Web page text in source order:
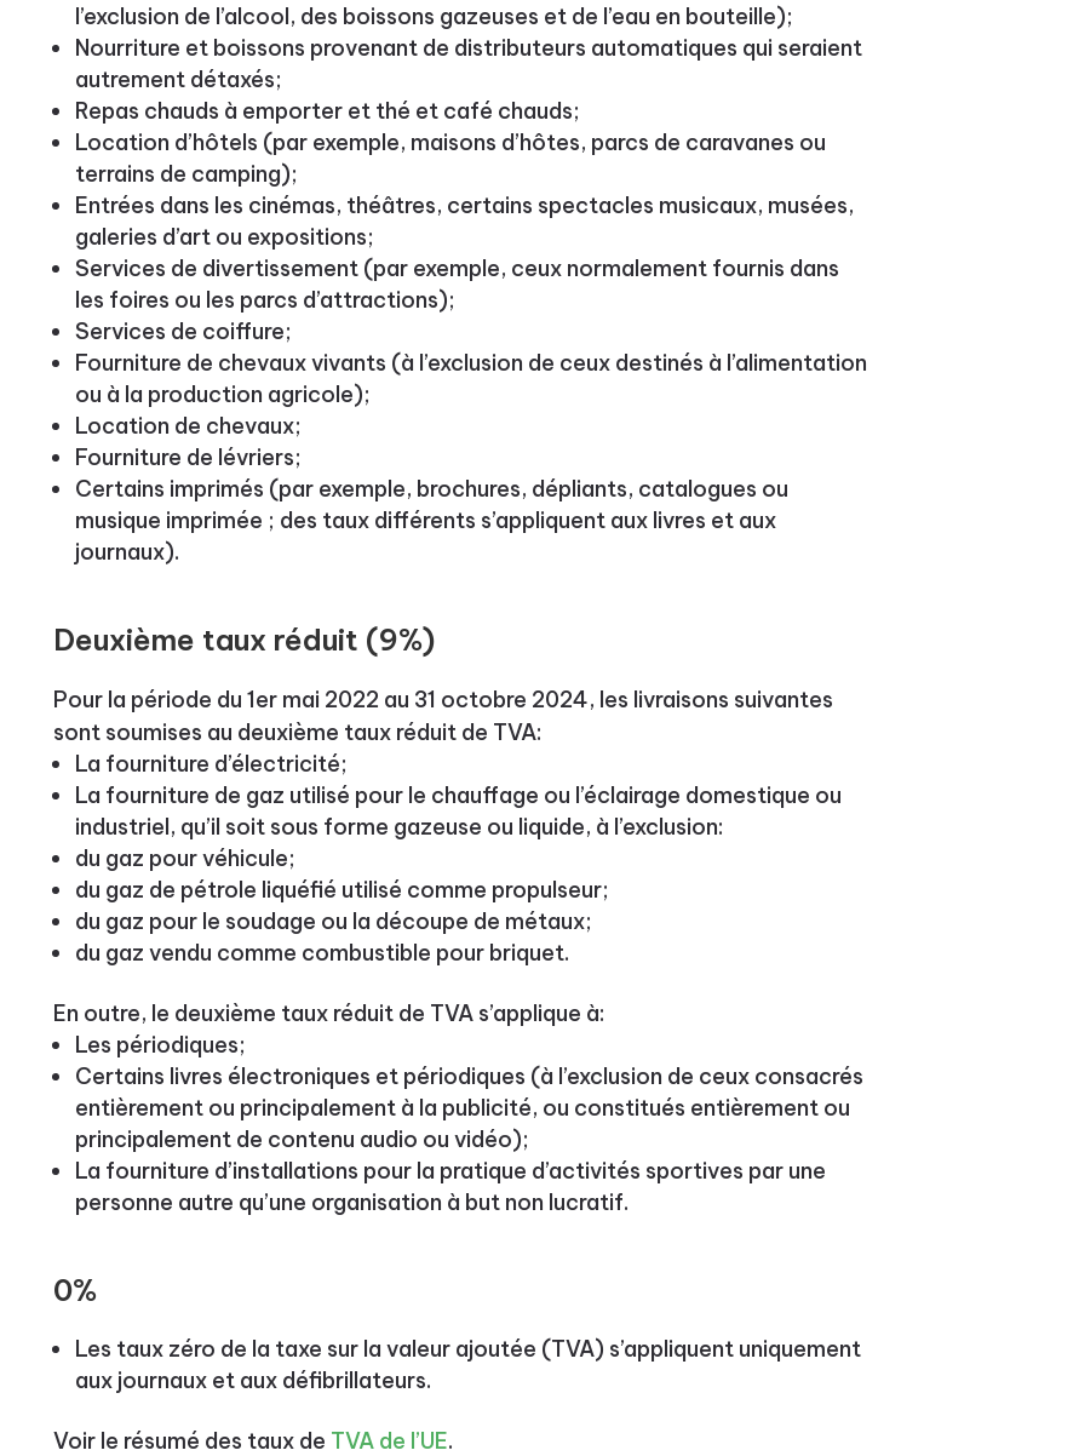
l’exclusion de l’alcool, des boissons gazeuses et de l’eau en bouteille);
Nourriture et boissons provenant de distributeurs automatiques qui seraient
autrement détaxés;
Repas chauds à emporter et thé et café chauds;
Location d’hôtels (par exemple, maisons d’hôtes, parcs de caravanes ou
terrains de camping);
Entrées dans les cinémas, théâtres, certains spectacles musicaux, musées,
galeries d’art ou expositions;
Services de divertissement (par exemple, ceux normalement fournis dans
les foires ou les parcs d’attractions);
Services de coiffure;
Fourniture de chevaux vivants (à l’exclusion de ceux destinés à l’alimentation
ou à la production agricole);
Location de chevaux;
Fourniture de lévriers;
Certains imprimés (par exemple, brochures, dépliants, catalogues ou
musique imprimée ; des taux différents s’appliquent aux livres et aux
journaux).
Deuxième taux réduit (9%)
Pour la période du 1er mai 2022 au 31 octobre 2024, les livraisons suivantes
sont soumises au deuxième taux réduit de TVA:
La fourniture d’électricité;
La fourniture de gaz utilisé pour le chauffage ou l’éclairage domestique ou
industriel, qu’il soit sous forme gazeuse ou liquide, à l’exclusion:
du gaz pour véhicule;
du gaz de pétrole liquéfié utilisé comme propulseur;
du gaz pour le soudage ou la découpe de métaux;
du gaz vendu comme combustible pour briquet.
En outre, le deuxième taux réduit de TVA s’applique à:
Les périodiques;
Certains livres électroniques et périodiques (à l’exclusion de ceux consacrés
entièrement ou principalement à la publicité, ou constitués entièrement ou
principalement de contenu audio ou vidéo);
La fourniture d’installations pour la pratique d’activités sportives par une
personne autre qu’une organisation à but non lucratif.
0%
Les taux zéro de la taxe sur la valeur ajoutée (TVA) s’appliquent uniquement
aux journaux et aux défibrillateurs.
Voir le résumé des taux de TVA de l’UE.